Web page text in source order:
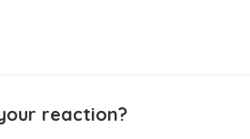
reaction?